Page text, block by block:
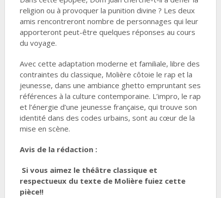
religion ou à provoquer la punition divine ? Les deux
amis rencontreront nombre de personnages qui leur
apporteront peut-être quelques réponses au cours
du voyage.
Avec cette adaptation moderne et familiale, libre des
contraintes du classique, Molière côtoie le rap et la
jeunesse, dans une ambiance ghetto empruntant ses
références à la culture contemporaine. L’impro, le rap
et l’énergie d’une jeunesse française, qui trouve son
identité dans des codes urbains, sont au cœur de la
mise en scène.
Avis de la rédaction :
Si vous aimez le théâtre classique et
respectueux du texte de Molière fuiez cette
pièce!!